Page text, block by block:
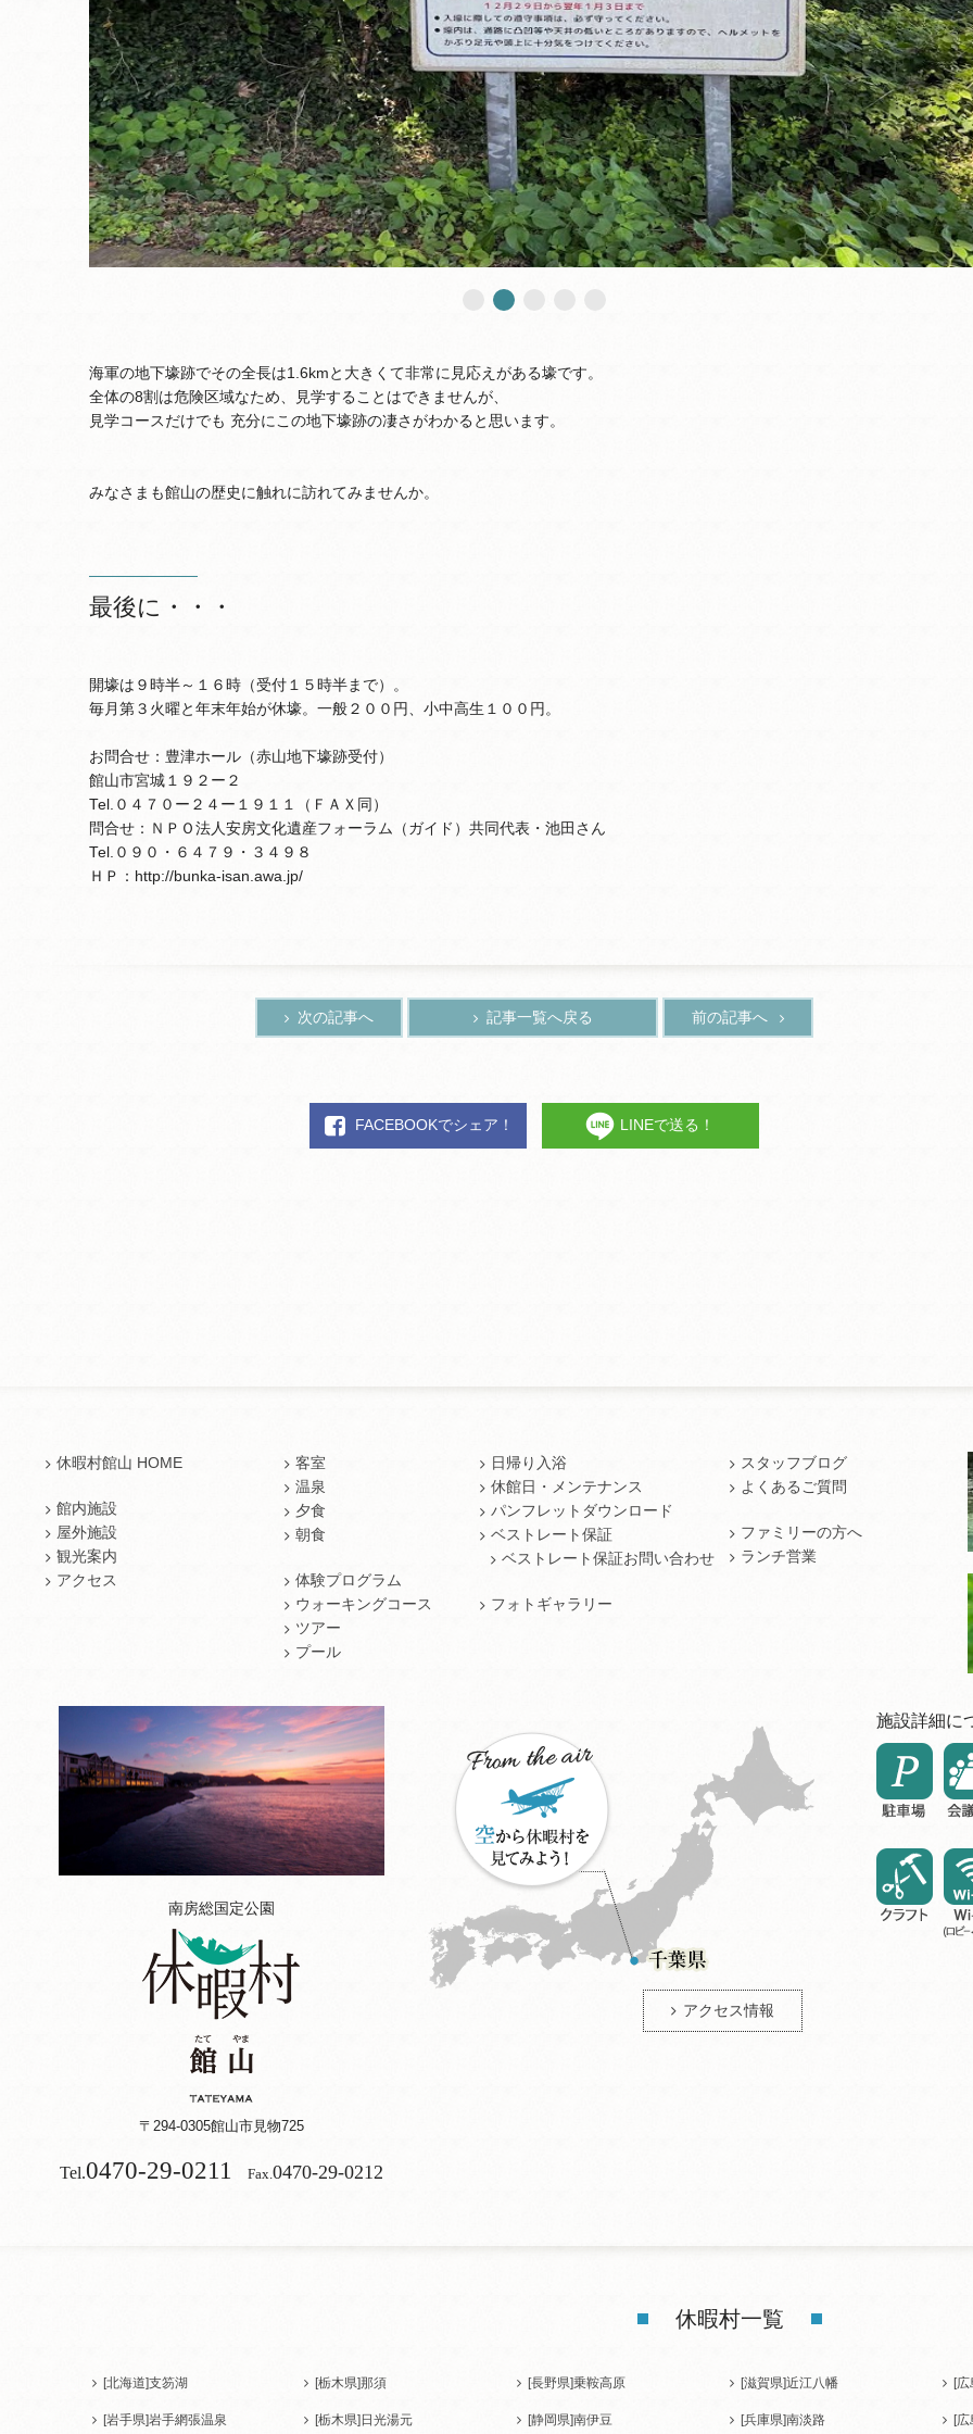
海軍の地下壕跡でその全長は1.6kmと大きくて非常に見応えがある壕です。
全体の8割は危険区域なため、見学することはできませんが、
見学コースだけでも 充分にこの地下壕跡の凄さがわかると思います。
みなさまも館山の歴史に触れに訪れてみませんか。
最後に・・・
開壕は９時半～１６時（受付１５時半まで）。
毎月第３火曜と年末年始が休壕。一般２００円、小中高生１００円。
お問合せ：豊津ホール（赤山地下壕跡受付）
館山市宮城１９２ー２
Tel.０４７０ー２４ー１９１１（ＦＡＸ同）
問合せ：ＮＰＯ法人安房文化遺産フォーラム（ガイド）共同代表・池田さん
Tel.０９０・６４７９・３４９８
ＨＰ：http://bunka-isan.awa.jp/
次の記事へ 記事一覧へ戻る 前の記事へ
FACEBOOKでシェア！ LINEで送る！
休暇村館山 HOME
館内施設
屋外施設
観光案内
アクセス
客室
温泉
夕食
朝食
体験プログラム
ウォーキングコース
ツアー
プール
日帰り入浴
休館日・メンテナンス
パンフレットダウンロード
ベストレート保証
ベストレート保証お問い合わせ
フォトギャラリー
スタッフブログ
よくあるご質問
ファミリーの方へ
ランチ営業
南房総国定公園
〒294-0305館山市見物725
Tel.0470-29-0211 Fax. 0470-29-0212
アクセス情報
施設詳細に
休暇村一覧
[北海道]支笏湖
[岩手県]岩手網張温泉
[栃木県]那須
[栃木県]日光湯元
[長野県]乗鞍高原
[静岡県]南伊豆
[滋賀県]近江八幡
[兵庫県]南淡路
[広
[広